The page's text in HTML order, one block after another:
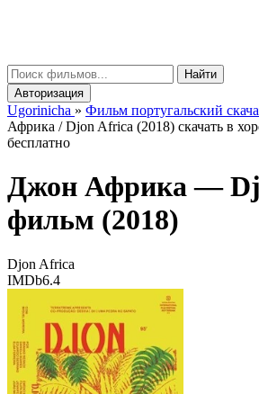
Найти
Авторизация
Ugorinicha » Фильм португальский
Африка / Djon Africa (2018) скачать в
бесплатно
Джон Африка —
фильм (2018)
Djon Africa
IMDb6.4